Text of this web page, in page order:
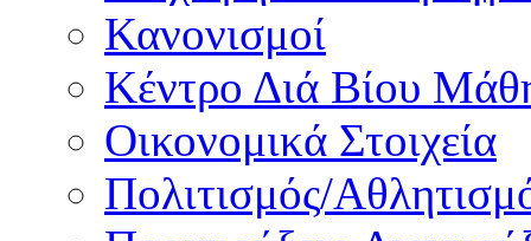
Κανονισμοί
Κέντρο Διά Βίου
Οικονομικά Στοιχεία
Πολιτισμός/